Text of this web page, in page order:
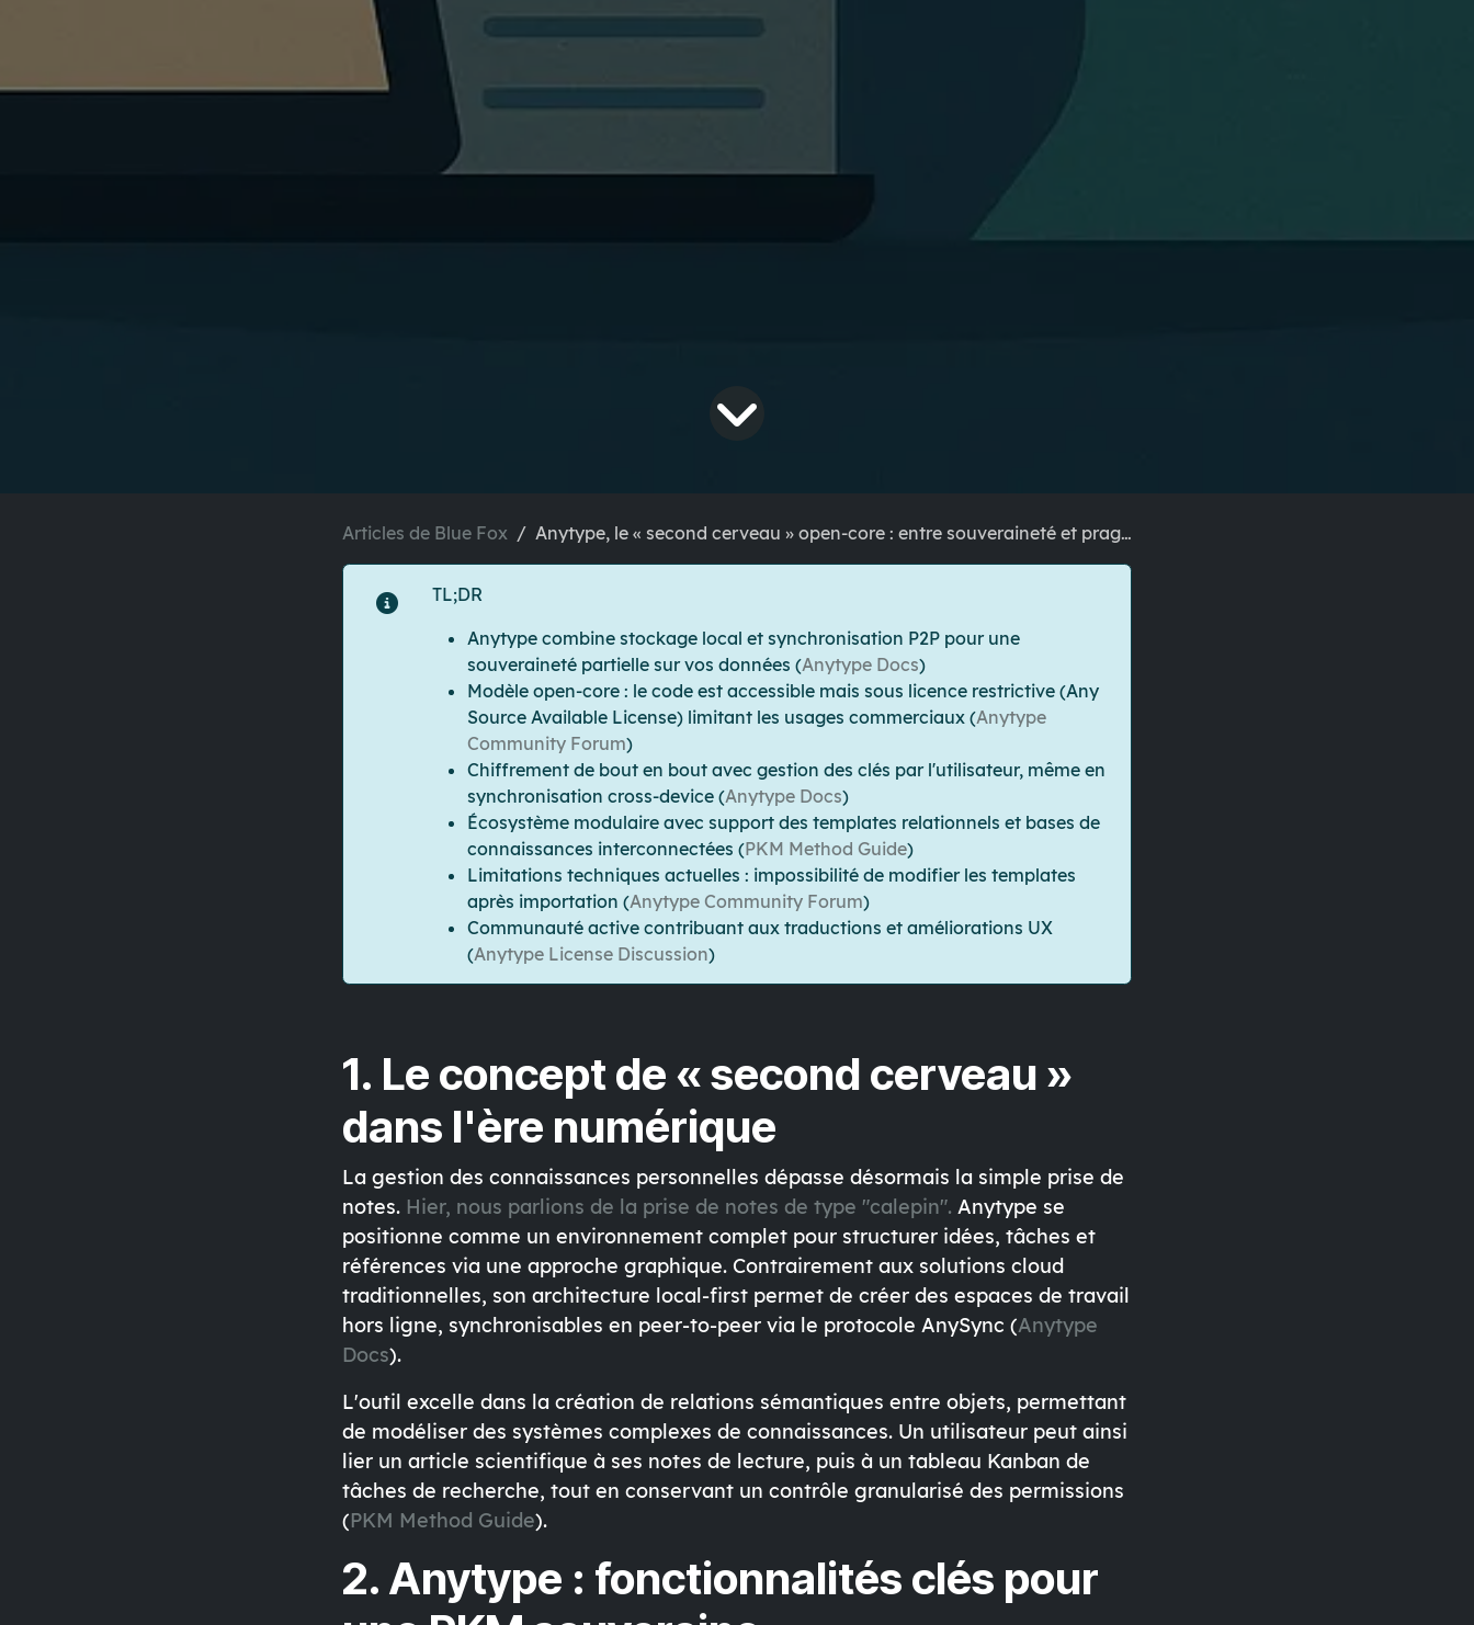
Articles de Blue Fox Anytype, le « second cerveau » open-core : entre souveraineté et pragmatisme
TL;DR
Anytype combine stockage local et synchronisation P2P pour une
souveraineté partielle sur vos données (Anytype Docs)
Modèle open-core : le code est accessible mais sous licence restrictive (Any
Source Available License) limitant les usages commerciaux (Anytype
Community Forum)
Chiffrement de bout en bout avec gestion des clés par l'utilisateur, même en
synchronisation cross-device (Anytype Docs)
Écosystème modulaire avec support des templates relationnels et bases de
connaissances interconnectées (PKM Method Guide)
Limitations techniques actuelles : impossibilité de modifier les templates
après importation (Anytype Community Forum)
Communauté active contribuant aux traductions et améliorations UX
(Anytype License Discussion)
1. Le concept de « second cerveau »
dans l'ère numérique
La gestion des connaissances personnelles dépasse désormais la simple prise de
notes. Hier, nous parlions de la prise de notes de type "calepin". Anytype se
positionne comme un environnement complet pour structurer idées, tâches et
références via une approche graphique. Contrairement aux solutions cloud
traditionnelles, son architecture local-first permet de créer des espaces de travail
hors ligne, synchronisables en peer-to-peer via le protocole AnySync (Anytype
Docs).
L'outil excelle dans la création de relations sémantiques entre objets, permettant
de modéliser des systèmes complexes de connaissances. Un utilisateur peut ainsi
lier un article scientifique à ses notes de lecture, puis à un tableau Kanban de
tâches de recherche, tout en conservant un contrôle granularisé des permissions
(PKM Method Guide).
2. Anytype : fonctionnalités clés pour